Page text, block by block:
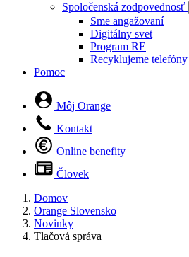
Spoločenská zodpovednosť
Sme angažovaní
Digitálny svet
Program RE
Recyklujeme telefóny
Pomoc
Môj Orange
Kontakt
Online benefity
Človek
Domov
Orange Slovensko
Novinky
Tlačová správa